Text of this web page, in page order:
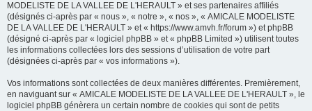
MODELISTE DE LA VALLEE DE L'HERAULT » et ses partenaires affiliés
(désignés ci-après par « nous », « notre », « nos », « AMICALE MODELISTE
DE LA VALLEE DE L'HERAULT » et « https://www.amvh.fr/forum ») et phpBB
(désigné ci-après par « logiciel phpBB » et « phpBB Limited ») utilisent toutes
les informations collectées lors des sessions d’utilisation de votre part
(désignées ci-après par « vos informations »).
Vos informations sont collectées de deux manières différentes. Premièrement,
en naviguant sur « AMICALE MODELISTE DE LA VALLEE DE L'HERAULT », le
logiciel phpBB génèrera un certain nombre de cookies qui sont de petits